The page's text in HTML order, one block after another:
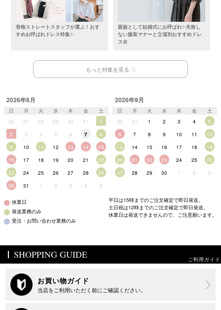
骨格ストレートスタッフが選ぶ！おす
すめお呼ばれドレス特集✨
親族として結婚式にお呼ばれ✨失敗し
ない服装マナーと立場別おすすめドレ
ス🌼
もっと特集を見る
2026年8月
日 月 火 水 木 金
土
26
27 28 29 30 31
1
2
3 4 5 6 7
8
9
10 11 12 13 14
15
16
17 18 19 20 21
22
23
24 25 26 27 28
29
30
31 1 2 3 4 5
2026年9月
日 月 火 水 木 金
土
30
31 1 2 3 4
5
6
7 8 9 10 11
12
13
14 15 16 17 18
19
20
21 22 23 24 25
26
27
28 29 30 1 2 3
休業日
発送業務のみ
受注・お問い合わせ業務のみ
平日は15時までのご注文確定で即日発送。
土日祝は12時までのご注文確定で即日発送。
休業日は発送できませんので、ご注意願います。
SHOPPING GUIDE ご利用ガイド